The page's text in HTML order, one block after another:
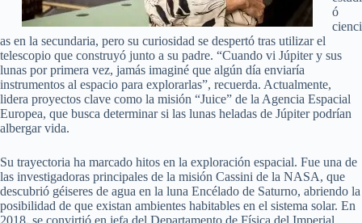
ó
cienci
as en la secundaria, pero su curiosidad se despertó tras utilizar el
telescopio que construyó junto a su padre. “Cuando vi Júpiter y sus
lunas por primera vez, jamás imaginé que algún día enviaría
instrumentos al espacio para explorarlas”, recuerda. Actualmente,
lidera proyectos clave como la misión “Juice” de la Agencia Espacial
Europea, que busca determinar si las lunas heladas de Júpiter podrían
albergar vida.
Su trayectoria ha marcado hitos en la exploración espacial. Fue una de
las investigadoras principales de la misión Cassini de la NASA, que
descubrió géiseres de agua en la luna Encélado de Saturno, abriendo la
posibilidad de que existan ambientes habitables en el sistema solar. En